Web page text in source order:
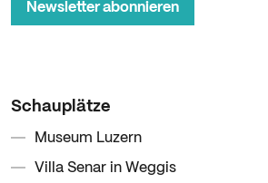
Newsletter abonnieren
Schauplätze
Museum Luzern
Villa Senar in Weggis